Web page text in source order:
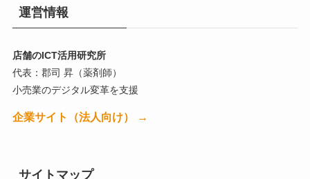
運営情報
店舗のICT活用研究所
代表：郡司 昇（薬剤師）
小売業のデジタル変革を支援
企業サイト（法人向け） →
サイトマップ